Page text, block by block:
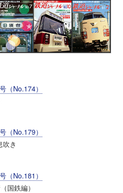
（No.174）
（No.179）
吹き
（No.181）
国鉄編）